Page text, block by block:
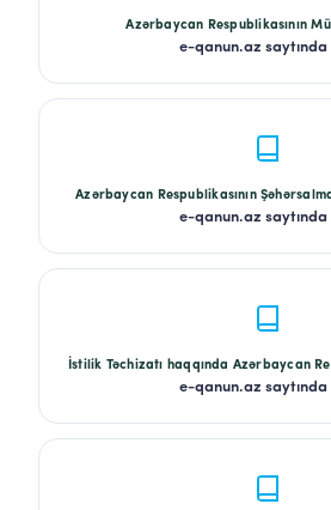
Azərbaycan Respublikasının
e-qanun.az saytında
Azərbaycan Respublikasının
e-qanun.az saytında
İstilik Təchizatı haqqında Azərbaycan
e-qanun.az saytında